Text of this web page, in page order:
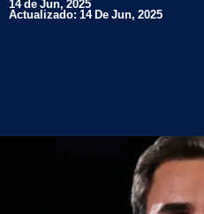
14 de Jun, 2025
Actualizado: 14 De Jun, 2025